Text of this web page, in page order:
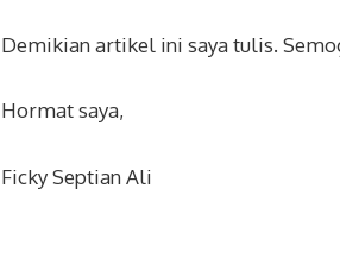
Demikian artikel ini saya tulis.
Hormat saya,
Ficky Septian Ali